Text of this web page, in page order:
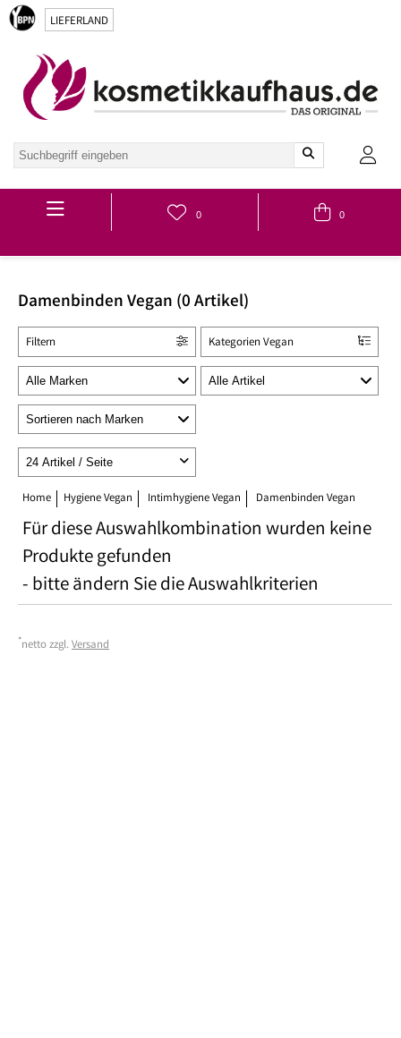
LIEFERLAND
Hauptmenü
0 0
Damenbinden Vegan (0 Artikel)
Kategorien Vegan
Filtern
Home Hygiene Vegan Intimhygiene Vegan Damenbinden Vegan
Für diese Auswahlkombination wurden keine
Produkte gefunden
- bitte ändern Sie die Auswahlkriterien
*netto zzgl. Versand